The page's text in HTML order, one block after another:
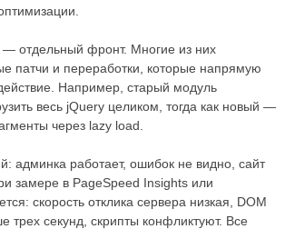
отдельный фронт. Многие из них
патчи и переработки, которые напрямую
Например, старый модуль
весь jQuery целиком, тогда как новый —
через lazy load.
админка работает, ошибок не видно, сайт
замере в PageSpeed Insights или
скорость отклика сервера низкая, DOM
трех секунд, скрипты конфликтуют. Все